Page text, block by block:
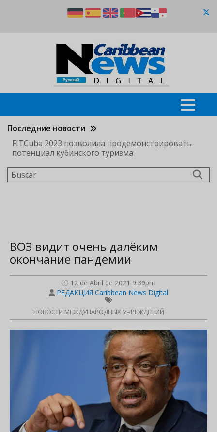
Последние новости
FITCuba 2023 позволила продемонстрировать
потенциал кубинского туризма
Buscar
ВОЗ видит очень далёким
окончание пандемии
12 de Abril de 2021 9:39pm
РЕДАКЦИЯ Caribbean News Digital
НОВОСТИ МЕЖДУНАРОДНЫХ УЧРЕЖДЕНИЙ